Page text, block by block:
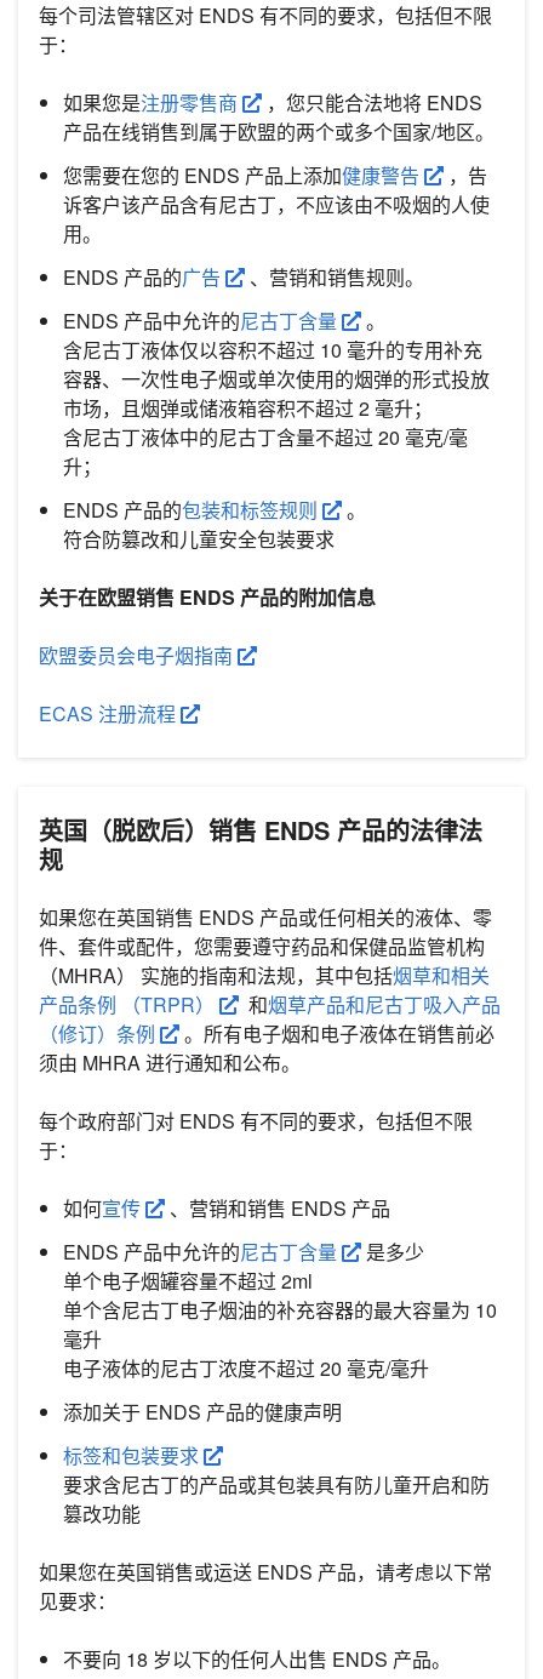
每个司法管辖区对 ENDS 有不同的要求，包括但不限
于：
如果您是注册零售商
，您只能合法地将 ENDS
产品在线销售到属于欧盟的两个或多个国家/地区。
您需要在您的 ENDS 产品上添加健康警告
，告
诉客户该产品含有尼古丁，不应该由不吸烟的人使
用。
ENDS 产品的广告
、营销和销售规则。
ENDS 产品中允许的尼古丁含量
。
含尼古丁液体仅以容积不超过 10 毫升的专用补充
容器、一次性电子烟或单次使用的烟弹的形式投放
市场，且烟弹或储液箱容积不超过 2 毫升；
含尼古丁液体中的尼古丁含量不超过 20 毫克/毫
升；
ENDS 产品的包装和标签规则
。
符合防篡改和儿童安全包装要求
关于在欧盟销售 ENDS 产品的附加信息
欧盟委员会电子烟指南
ECAS 注册流程
英国（脱欧后）销售 ENDS 产品的法律法
规
如果您在英国销售 ENDS 产品或任何相关的液体、零
件、套件或配件，您需要遵守药品和保健品监管机构
（MHRA） 实施的指南和法规，其中包括烟草和相关
产品条例 （TRPR）
和烟草产品和尼古丁吸入产品
（修订）条例
。所有电子烟和电子液体在销售前必
须由 MHRA 进行通知和公布。
每个政府部门对 ENDS 有不同的要求，包括但不限
于：
如何宣传
、营销和销售 ENDS 产品
ENDS 产品中允许的尼古丁含量
是多少
单个电子烟罐容量不超过 2ml
单个含尼古丁电子烟油的补充容器的最大容量为 10
毫升
电子液体的尼古丁浓度不超过 20 毫克/毫升
添加关于 ENDS 产品的健康声明
标签和包装要求
要求含尼古丁的产品或其包装具有防儿童开启和防
篡改功能
如果您在英国销售或运送 ENDS 产品，请考虑以下常
见要求：
不要向 18 岁以下的任何人出售 ENDS 产品。